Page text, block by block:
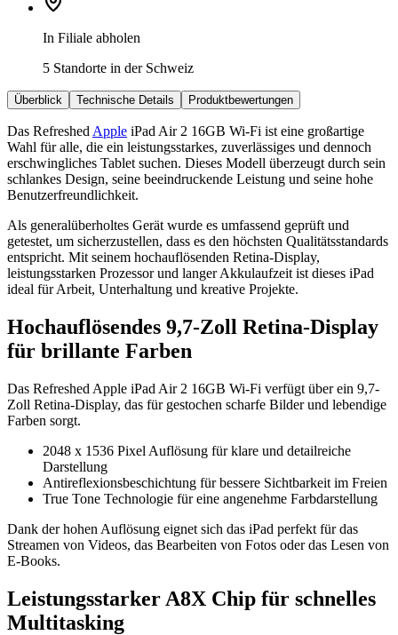
In Filiale abholen
5 Standorte in der Schweiz
Überblick Technische Details Produktbewertungen
Das Refreshed Apple iPad Air 2 16GB Wi-Fi ist eine großartige
Wahl für alle, die ein leistungsstarkes, zuverlässiges und dennoch
erschwingliches Tablet suchen. Dieses Modell überzeugt durch sein
schlankes Design, seine beeindruckende Leistung und seine hohe
Benutzerfreundlichkeit.
Als generalüberholtes Gerät wurde es umfassend geprüft und
getestet, um sicherzustellen, dass es den höchsten Qualitätsstandards
entspricht. Mit seinem hochauflösenden Retina-Display,
leistungsstarken Prozessor und langer Akkulaufzeit ist dieses iPad
ideal für Arbeit, Unterhaltung und kreative Projekte.
Hochauflösendes 9,7-Zoll Retina-Display
für brillante Farben
Das Refreshed Apple iPad Air 2 16GB Wi-Fi verfügt über ein 9,7-
Zoll Retina-Display, das für gestochen scharfe Bilder und lebendige
Farben sorgt.
2048 x 1536 Pixel Auflösung für klare und detailreiche
Darstellung
Antireflexionsbeschichtung für bessere Sichtbarkeit im Freien
True Tone Technologie für eine angenehme Farbdarstellung
Dank der hohen Auflösung eignet sich das iPad perfekt für das
Streamen von Videos, das Bearbeiten von Fotos oder das Lesen von
E-Books.
Leistungsstarker A8X Chip für schnelles
Multitasking